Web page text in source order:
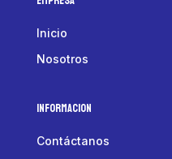
Inicio
Nosotros
Informacion
Contáctanos